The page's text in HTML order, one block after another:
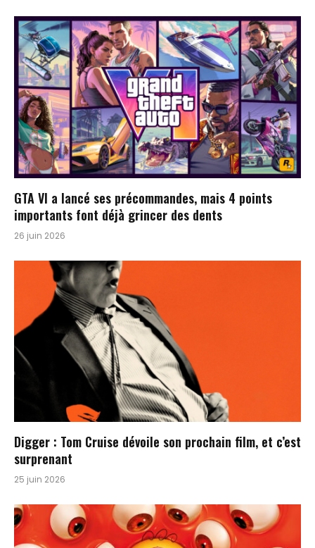
GTA VI a lancé ses précommandes, mais 4 points
importants font déjà grincer des dents
26 juin 2026
Digger : Tom Cruise dévoile son prochain film, et c’est
surprenant
25 juin 2026